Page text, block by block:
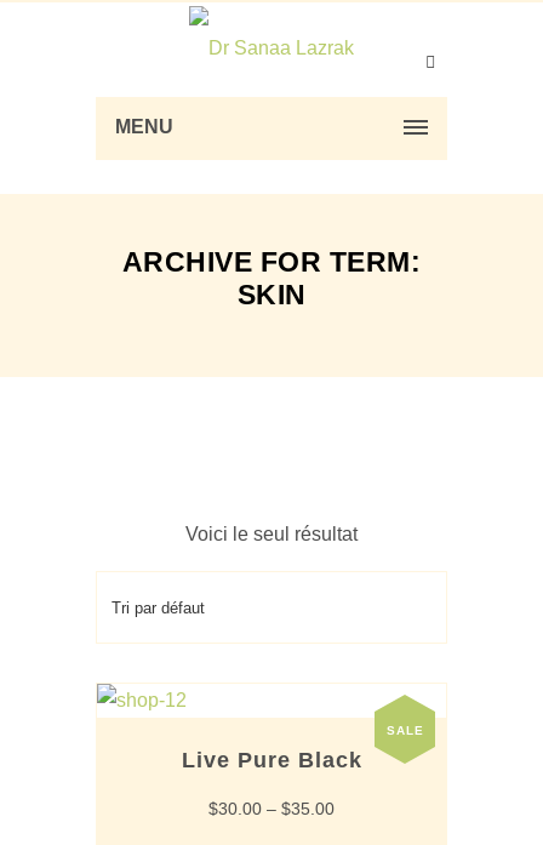
MENU
ARCHIVE FOR TERM:
SKIN
Voici le seul résultat
SALE
Live Pure Black
$30.00 – $35.00